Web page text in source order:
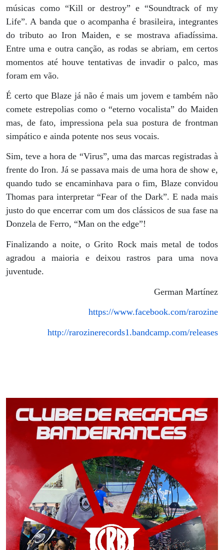
músicas como “Kill or destroy” e “Soundtrack of my
Life”. A banda que o acompanha é brasileira, integrantes
do tributo ao Iron Maiden, e se mostrava afiadíssima.
Entre uma e outra canção, as rodas se abriam, em certos
momentos até houve tentativas de invadir o palco, mas
foram em vão.
É certo que Blaze já não é mais um jovem e também não
comete estrepolias como o “eterno vocalista” do Maiden
mas, de fato, impressiona pela sua postura de frontman
simpático e ainda potente nos seus vocais.
Sim, teve a hora de “Virus”, uma das marcas registradas à
frente do Iron. Já se passava mais de uma hora de show e,
quando tudo se encaminhava para o fim, Blaze convidou
Thomas para interpretar “Fear of the Dark”. E nada mais
justo do que encerrar com um dos clássicos de sua fase na
Donzela de Ferro, “Man on the edge”!
Finalizando a noite, o Grito Rock mais metal de todos
agradou a maioria e deixou rastros para uma nova
juventude.
German Martínez
https://www.facebook.com/rarozine
http://rarozinerecords1.bandcamp.com/releases